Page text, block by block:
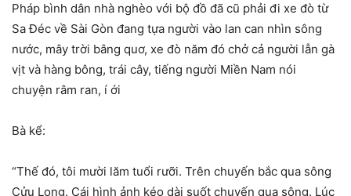
Pháp bình dân nhà nghèo với bộ đồ đã cũ phải đi xe đò từ
Sa Đéc về Sài Gòn đang tựa người vào lan can nhìn sông
nước, mây trời bâng quơ, xe đò năm đó chở cả người lẫn gà
vịt và hàng bông, trái cây, tiếng người Miền Nam nói
chuyện râm ran, í ới
Bà kể:
“Thế đó, tôi mười lăm tuổi rưỡi. Trên chuyến bắc qua sông
Cửu Long. Cái hình ảnh kéo dài suốt chuyến qua sông. Lúc